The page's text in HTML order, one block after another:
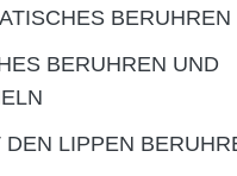
BERUHREN
BERUHREN UND
DEN LIPPEN